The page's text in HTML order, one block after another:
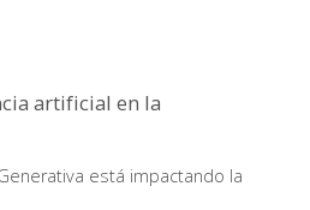
artificial en la
está impactando la